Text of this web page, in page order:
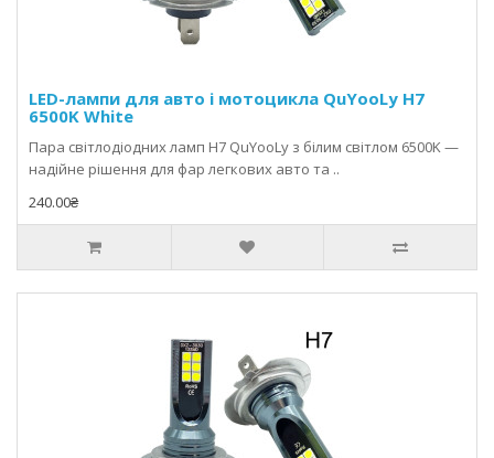
LED-лампи для авто і мотоцикла QuYooLy H7
6500K White
Пара світлодіодних ламп H7 QuYooLy з білим світлом 6500K —
надійне рішення для фар легкових авто та ..
240.00₴